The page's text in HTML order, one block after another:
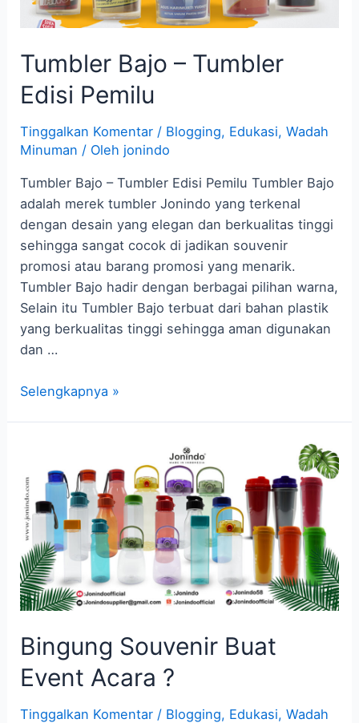
Tumbler Bajo – Tumbler
Edisi Pemilu
Tinggalkan Komentar / Blogging, Edukasi,Wadah
Minuman / Oleh jonindo
Tumbler Bajo – Tumbler Edisi Pemilu Tumbler Bajo
adalah merek tumbler Jonindo yang terkenal
dengan desain yang elegan dan berkualitas tinggi
sehingga sangat cocok di jadikan souvenir
promosi atau barang promosi yang menarik.
Tumbler Bajo hadir dengan berbagai pilihan warna,
Selain itu Tumbler Bajo terbuat dari bahan plastik
yang berkualitas tinggi sehingga aman digunakan
dan …
Selengkapnya »
Bingung Souvenir Buat
Event Acara ?
Tinggalkan Komentar / Blogging, Edukasi,Wadah
Souvenir
Buat
Event
Acara
?